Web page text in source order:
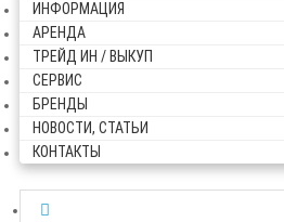
ИНФОРМАЦИЯ
АРЕНДА
ТРЕЙД ИН / ВЫКУП
СЕРВИС
БРЕНДЫ
НОВОСТИ, СТАТЬИ
КОНТАКТЫ